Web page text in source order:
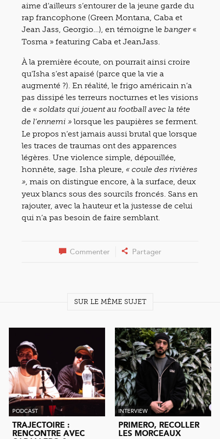
aime d’ailleurs s’entourer de la jeune garde du
rap francophone (Green Montana, Caba et
Jean Jass, Georgio…), en témoigne le banger«
Tosma » featuring Caba et JeanJass.
À la première écoute, on pourrait ainsi croire
qu’Isha s’est apaisé (parce que la vie a
augmenté ?). En réalité, le frigo américain n’a
pas dissipé les terreurs nocturnes et les visions
de « soldats qui jouent au football avec la tête
de l’ennemi » lorsque les paupières se ferment.
Le propos n’est jamais aussi brutal que lorsque
les traces de traumas ont des apparences
légères. Une violence simple, dépouillée,
honnête, sage. Isha pleure,
« coule des rivières
» , mais on distingue encore, à la surface, deux
yeux blancs sous des sourcils froncés. Sans en
rajouter, avec la hauteur et la justesse de celui
qui n’a pas besoin de faire semblant.
Commenter Partager
SUR LE MÊME SUJET
PODCAST
TRAJECTOIRE :
RENCONTRE AVEC
INTERVIEW
PRIMERO, RECOLLER
LES MORCEAUX